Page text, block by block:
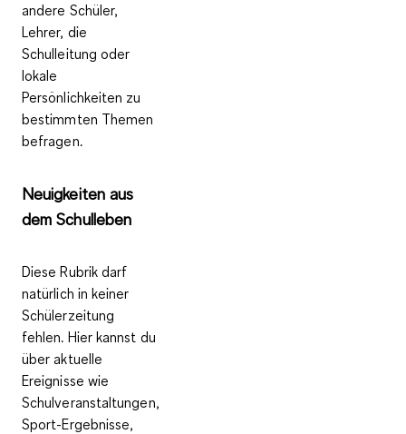
andere Schüler,
Lehrer, die
Schulleitung oder
lokale
Persönlichkeiten zu
bestimmten Themen
befragen.
Neuigkeiten aus
dem Schulleben
Diese Rubrik darf
natürlich in keiner
Schülerzeitung
fehlen. Hier kannst du
über aktuelle
Ereignisse wie
Schulveranstaltungen,
Sport-Ergebnisse,